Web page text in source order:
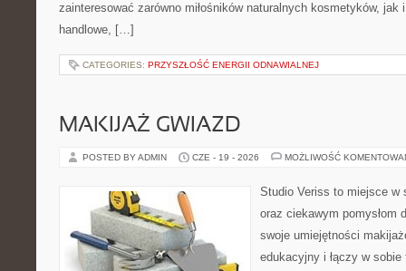
zainteresować zarówno miłośników naturalnych kosmetyków, jak
handlowe, […]
CATEGORIES: PRZYSZŁOŚĆ ENERGII ODNAWIALNEJ
MAKIJAŻ GWIAZD
POSTED BY ADMIN CZE - 19 - 2026 MOŻLIWOŚĆ
Studio Veriss to miejsce w
oraz ciekawym pomysłom
swoje umiejętności
edukacyjny i łączy w